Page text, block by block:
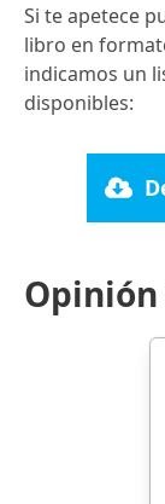
Si te apetece
libro en
indicamos un
disponibles: